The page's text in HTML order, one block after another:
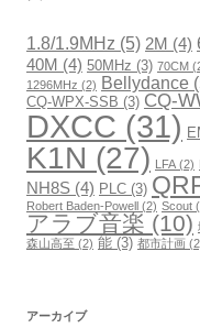
1.8/1.9MHz (5) 2M (4)
40M (4) 50MHz (3) 70CM
1296MHz (2) Bellydance
CQ-WPX-SSB (3) CQ-
DXCC (31)
K1N (27) LFA (2)
NH8S (4) PLC (3)
Robert Baden-Powell (2) Scout
アラブ音楽 (10)
森山高至 (2) 能 (3) 都市計画
アーカイブ